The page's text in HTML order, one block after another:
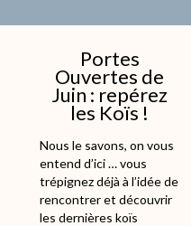
Portes
Ouvertes de
Juin : repérez
les Koïs !
Nous le savons, on vous
entend d’ici … vous
trépignez déjà à l’idée de
rencontrer et découvrir
les dernières koïs